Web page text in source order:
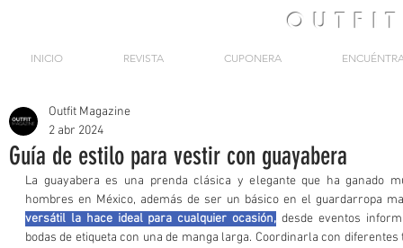
OUTFIT
INICIO REVISTA CUPONERA
Guía de estilo para vestir con guayabera
Outfit Magazine
2 abr 2024
La guayabera es una prenda clásica y elegante que ha ganado
hombres en México, además de ser un básico en el guardarropa
versátil la hace ideal para cualquier ocasión, desde eventos
bodas de etiqueta con una de manga larga. Coordinarla con